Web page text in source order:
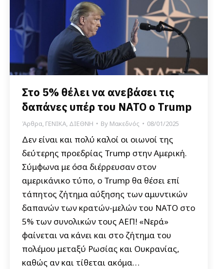
Στο 5% θέλει να ανεβάσει τις
δαπάνες υπέρ του ΝΑΤΟ ο Trump
Άρθρα, ΓΕΝΙΚΑ, ΔΙΕΘΝΗ By Μακεδνός 08/01/2025
Δεν είναι και πολύ καλοί οι οιωνοί της
δεύτερης προεδρίας Trump στην Αμερική.
Σύμφωνα με όσα διέρρευσαν στον
αμερικάνικο τύπο, ο Trump θα θέσει επί
τάπητος ζήτημα αύξησης των αμυντικών
δαπανών των κρατών-μελών του ΝΑΤΟ στο
5% των συνολικών τους ΑΕΠ! «Νερά»
φαίνεται να κάνει και στο ζήτημα του
πολέμου μεταξύ Ρωσίας και Ουκρανίας,
καθώς αν και τίθεται ακόμα…